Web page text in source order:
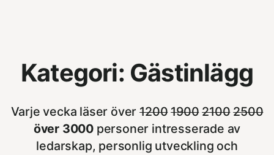
Kategori: Gästinlägg
Varje vecka läser över1200 1900 2100 2500
över 3000 personer intresserade av
ledarskap, personlig utveckling och